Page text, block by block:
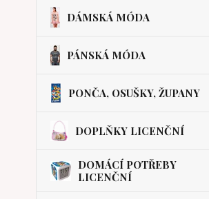
DÁMSKÁ MÓDA
PÁNSKÁ MÓDA
PONČA, OSUŠKY, ŽUPANY
DOPLŇKY LICENČNÍ
DOMÁCÍ POTŘEBY
LICENČNÍ